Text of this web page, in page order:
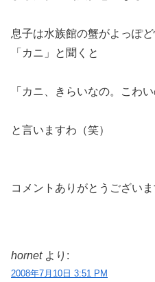
息子は水族館の蟹がよっぽ
「カニ」と聞くと
「カニ、きらいなの。こわい
と言いますわ（笑）
コメントありがとうございま
hornet より:
2008年7月10日 3:51 PM